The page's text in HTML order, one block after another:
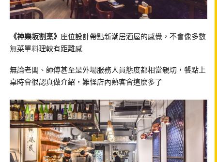
《神樂坂割烹》 座位設計帶點新潮居酒屋的感覺，不會像多數
無菜單料理較有距離感
無論老闆、師傅甚至是外場服務人員態度都相當親切，餐點上
桌時會很認真做介紹，難怪店內熟客會這麼多了